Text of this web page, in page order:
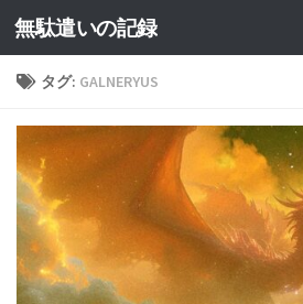
コンテンツへスキップ
無駄遣いの記録
タグ: GALNERYUS